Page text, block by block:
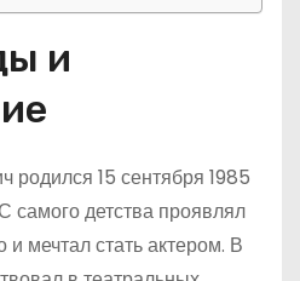
и
родился 15 сентября 1985
самого детства проявлял
и мечтал стать актером. В